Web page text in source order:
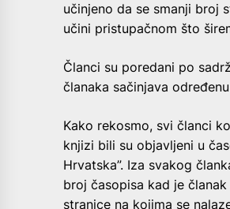
učinjeno da se smanji broj
učini pristupačnom što
Članci su poredani po
članaka sačinjava
Kako rekosmo, svi članci
knjizi bili su objavljeni u
Hrvatska”. Iza svakog
broj časopisa kad je
stranice na kojima se